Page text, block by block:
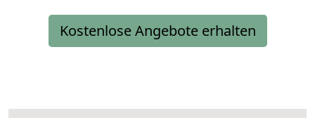
Kostenlose Angebote erhalten